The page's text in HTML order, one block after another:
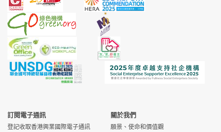
訂閱電子通訊
登記收取香港興業國際電子通訊
關於我們
願景、使命和價值觀